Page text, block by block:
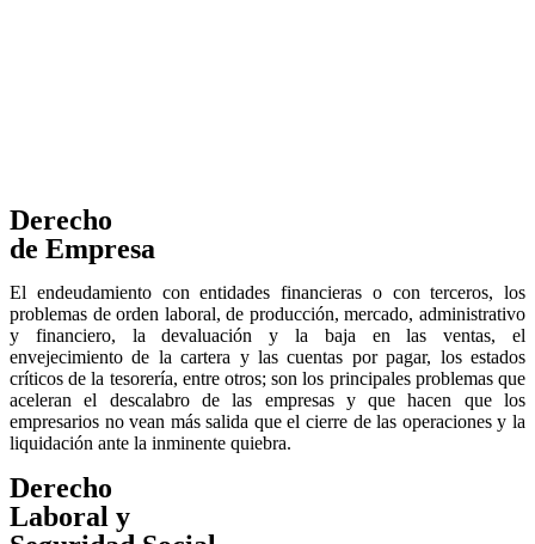
Derecho
de Empresa
El endeudamiento con entidades financieras o con terceros, los
problemas de orden laboral, de producción, mercado, administrativo
y financiero, la devaluación y la baja en las ventas, el
envejecimiento de la cartera y las cuentas por pagar, los estados
críticos de la tesorería, entre otros; son los principales problemas que
aceleran el descalabro de las empresas y que hacen que los
empresarios no vean más salida que el cierre de las operaciones y la
liquidación ante la inminente quiebra.
Derecho
Laboral y